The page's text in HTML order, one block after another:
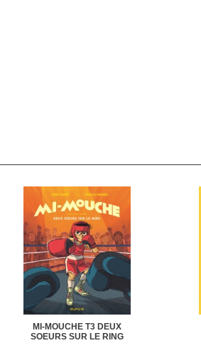
MI-MOUCHE T3 DEUX
SOEURS SUR LE RING